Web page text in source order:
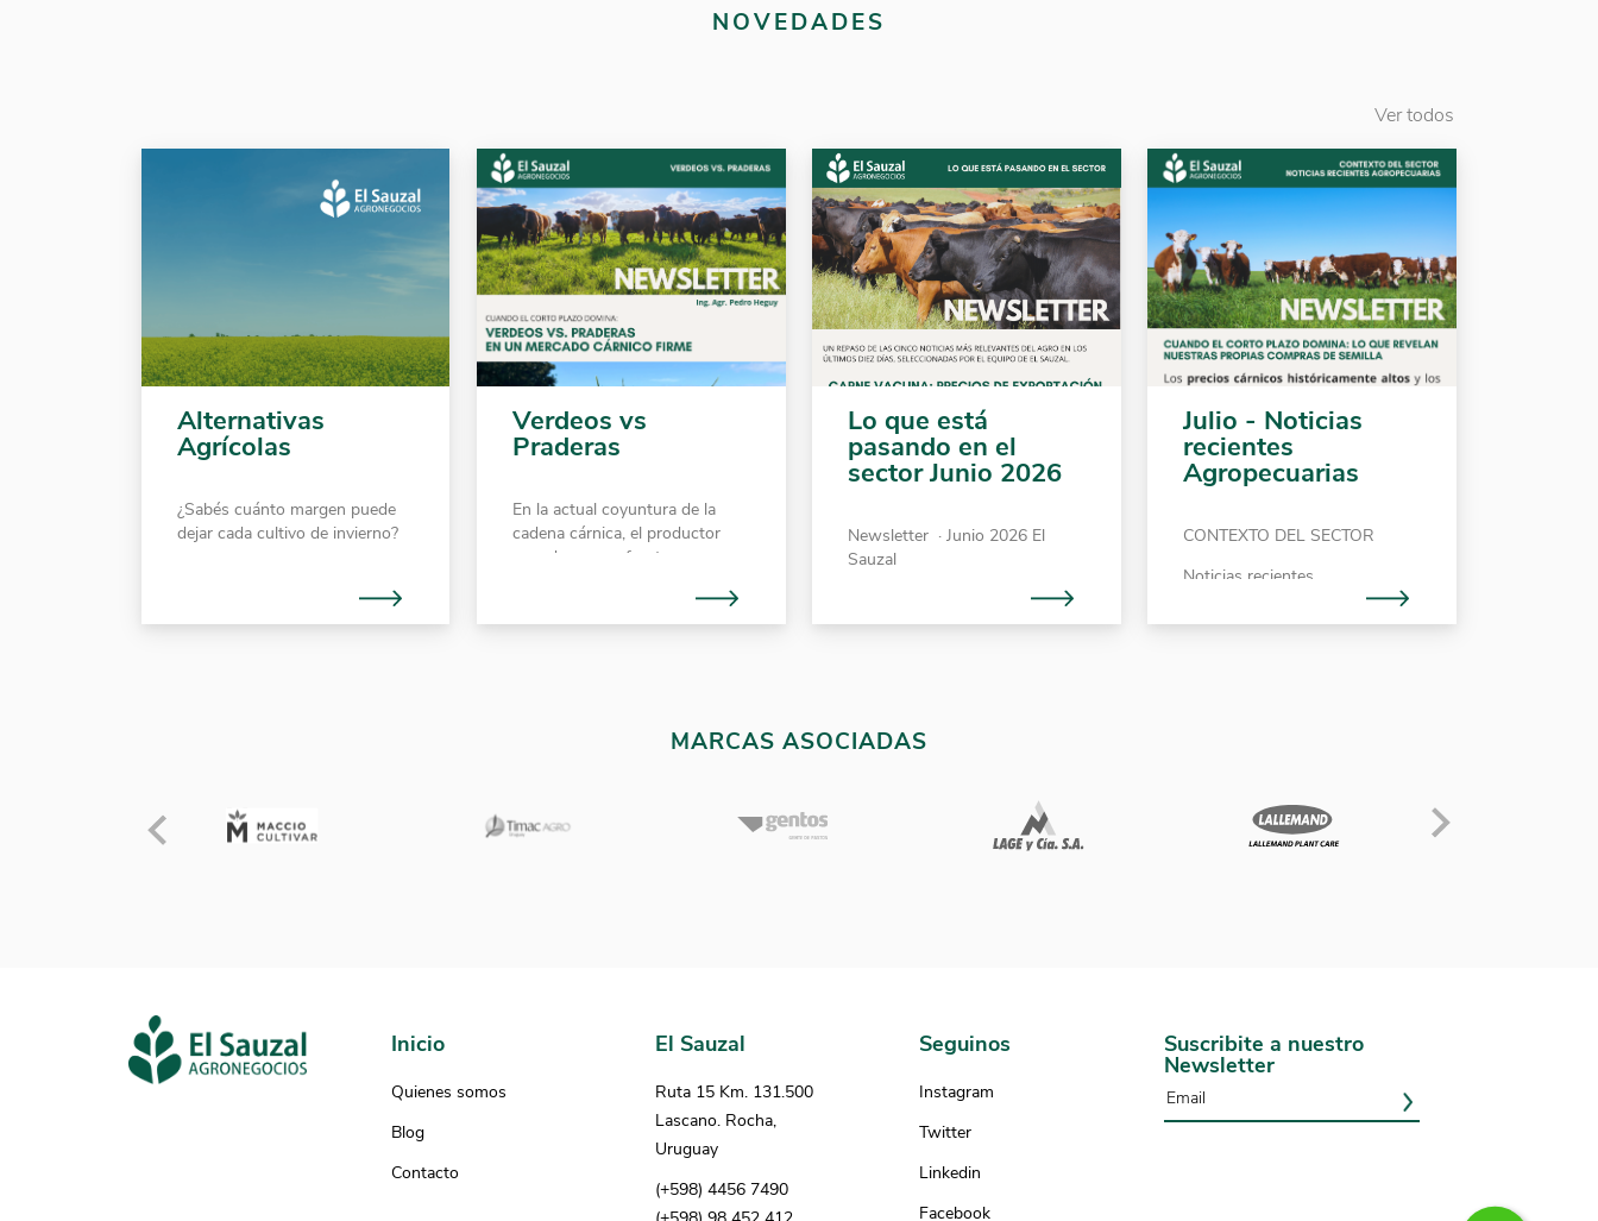
NOVEDADES
Ver todos
Alternativas
Agrícolas
¿Sabés cuánto margen puede
dejar cada cultivo de invierno?
clave para ayudarte a evaluar
alternativas agrícolas esta
Verdeos vs
Praderas
En la actual coyuntura de la
cadena cárnica, el productor
ganadero se enfrenta a un
precios históricamente altos y
sostenidos . Esta señal, lejos de
Lo que está
pasando en el
sector Junio 2026
Newsletter ​ · Junio 2026 El
Sauzal
Julio - Noticias
recientes
Agropecuarias
CONTEXTO DEL SECTOR
Noticias recientes
MARCAS ASOCIADAS
Inicio
Quienes somos
Blog
Contacto
El Sauzal
Ruta 15 Km. 131.500
Lascano. Rocha,
Uruguay
(+598) 4456 7490
Seguinos
Instagram
Twitter
Linkedin
Facebook
Suscribite a nuestro
Newsletter